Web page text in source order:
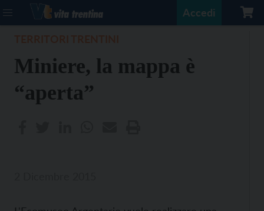
Accedi
Miniere, la mappa è
“aperta”